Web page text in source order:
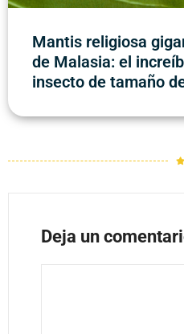
Mantis religiosa
de Malasia: el
insecto de tamaño
Deja un